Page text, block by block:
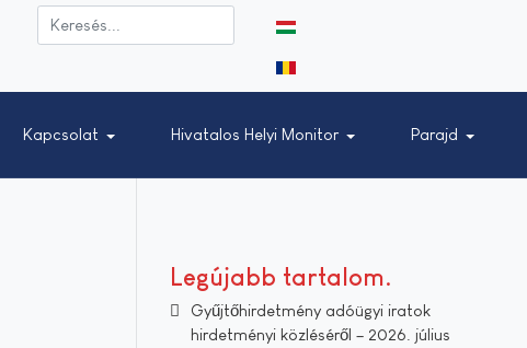
Kapcsolat Hivatalos Helyi Monitor Parajd
Legújabb tartalom
Gyűjtőhirdetmény adóügyi iratok
hirdetményi közléséről – 2026. július